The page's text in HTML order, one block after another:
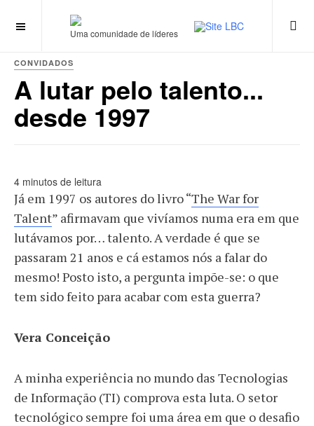
Uma comunidade de líderes
CONVIDADOS
A lutar pelo talento...
desde 1997
4 minutos de leitura
Já em 1997 os autores do livro “The War for
Talent” afirmavam que vivíamos numa era em que
lutávamos por… talento. A verdade é que se
passaram 21 anos e cá estamos nós a falar do
mesmo! Posto isto, a pergunta impõe-se: o que
tem sido feito para acabar com esta guerra?
Vera Conceição
A minha experiência no mundo das Tecnologias
de Informação (TI) comprova esta luta. O setor
tecnológico sempre foi uma área em que o desafio